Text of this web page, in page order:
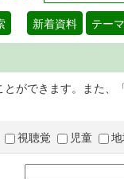
新着資料 テー
ができます。また
視聴覚 児童